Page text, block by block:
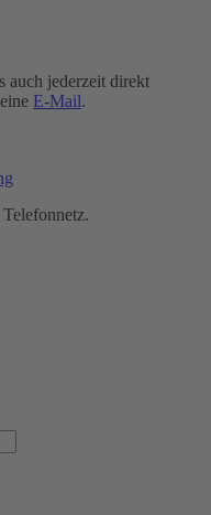
auch jederzeit direkt
E-Mail.